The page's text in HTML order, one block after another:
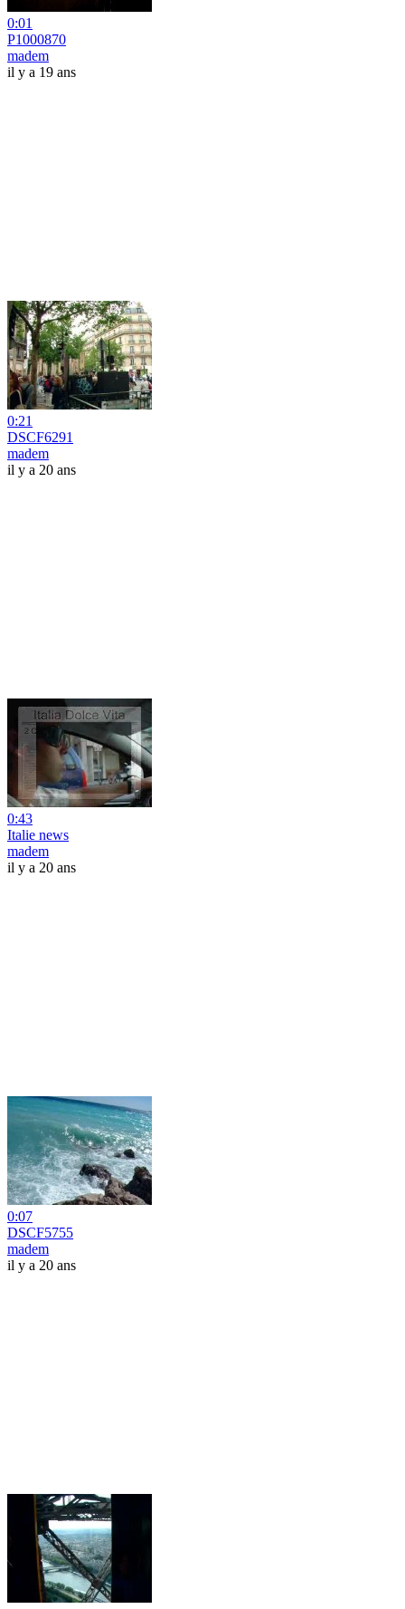
0:01
P1000870
madem
il y a 19 ans
0:21
DSCF6291
madem
il y a 20 ans
0:43
Italie news
madem
il y a 20 ans
0:07
DSCF5755
madem
il y a 20 ans